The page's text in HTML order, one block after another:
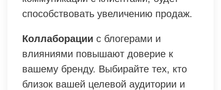
способствовать увеличению продаж.
Коллаборации с блогерами и
влияниями повышают доверие к
вашему бренду. Выбирайте тех, кто
близок вашей целевой аудитории и